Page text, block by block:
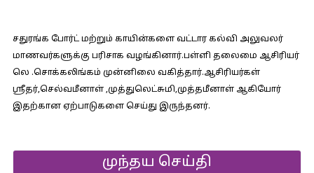
சதுரங்க போர்ட் மற்றும் காயின்களை வட்டார கல்வி அலுவலர்
மாணவர்களுக்கு பரிசாக வழங்கினார்.பள்ளி தலைமை ஆசிரியர்
லெ .சொக்கலிங்கம் முன்னிலை வகித்தார்.ஆசிரியர்கள்
ஸ்ரீதர்,செல்வமீனாள் ,முத்துலெட்சுமி,முத்தமீனாள் ஆகியோர்
இதற்கான ஏற்பாடுகளை செய்து இருந்தனர்.
முந்தய செய்தி